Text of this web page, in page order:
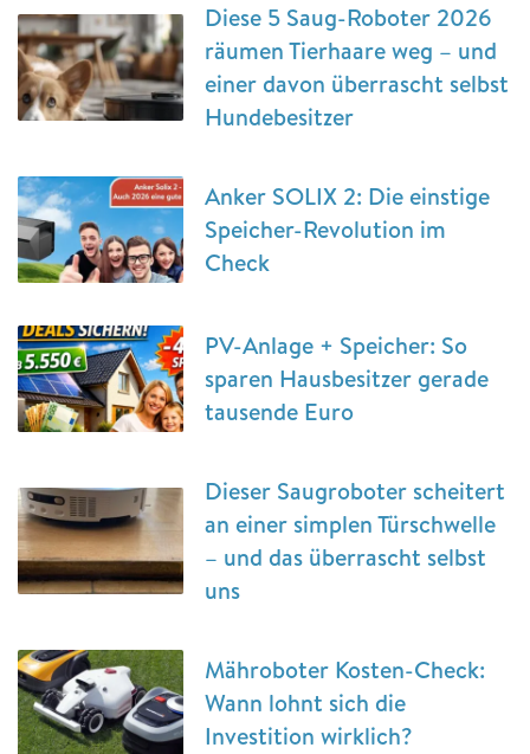
Diese 5 Saug-Roboter 2026
räumen Tierhaare weg – und
einer davon überrascht selbst
Hundebesitzer
Anker SOLIX 2: Die einstige
Speicher-Revolution im
Check
PV-Anlage + Speicher: So
sparen Hausbesitzer gerade
tausende Euro
Dieser Saugroboter scheitert
an einer simplen Türschwelle
– und das überrascht selbst
uns
Mähroboter Kosten-Check:
Wann lohnt sich die
Investition wirklich?